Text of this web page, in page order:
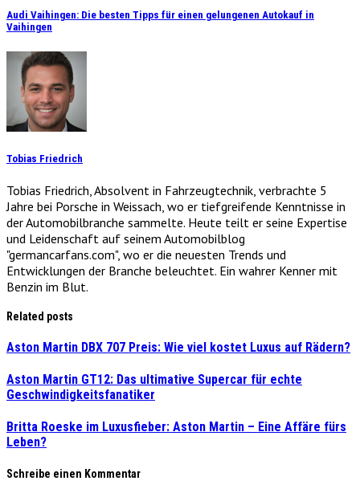
Audi Vaihingen: Die besten Tipps für einen gelungenen Autokauf in
Vaihingen
Tobias Friedrich
Tobias Friedrich, Absolvent in Fahrzeugtechnik, verbrachte 5
Jahre bei Porsche in Weissach, wo er tiefgreifende Kenntnisse in
der Automobilbranche sammelte. Heute teilt er seine Expertise
und Leidenschaft auf seinem Automobilblog
"germancarfans.com", wo er die neuesten Trends und
Entwicklungen der Branche beleuchtet. Ein wahrer Kenner mit
Benzin im Blut.
Related posts
Aston Martin DBX 707 Preis: Wie viel kostet Luxus auf Rädern?
Aston Martin GT12: Das ultimative Supercar für echte
Geschwindigkeitsfanatiker
Britta Roeske im Luxusfieber: Aston Martin – Eine Affäre fürs
Leben?
Schreibe einen Kommentar